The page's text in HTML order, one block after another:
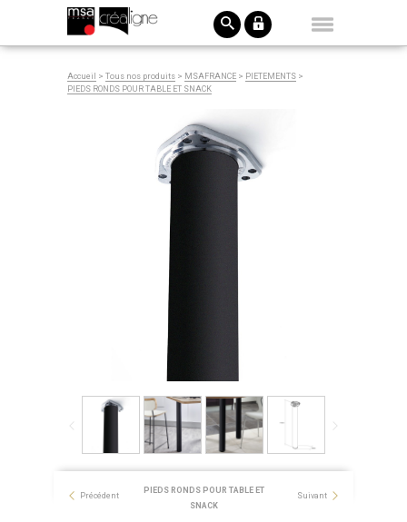
Accueil > Tous nos produits > MSAFRANCE > PIETEMENTS >
PIEDS RONDS POUR TABLE ET SNACK
Précédent
PIEDS RONDS POUR TABLE ET
SNACK
Suivant